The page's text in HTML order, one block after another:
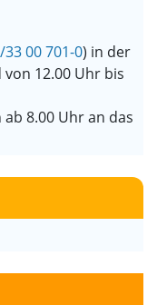
33 00 701-0) in der
12.00 Uhr bis
8.00 Uhr an das